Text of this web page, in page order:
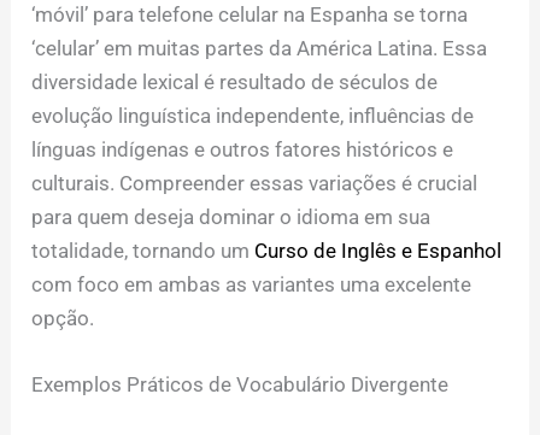
‘móvil’ para telefone celular na Espanha se torna
‘celular’ em muitas partes da América Latina. Essa
diversidade lexical é resultado de séculos de
evolução linguística independente, influências de
línguas indígenas e outros fatores históricos e
culturais. Compreender essas variações é crucial
para quem deseja dominar o idioma em sua
totalidade, tornando um Curso de Inglês e Espanhol
com foco em ambas as variantes uma excelente
opção.
Exemplos Práticos de Vocabulário Divergente